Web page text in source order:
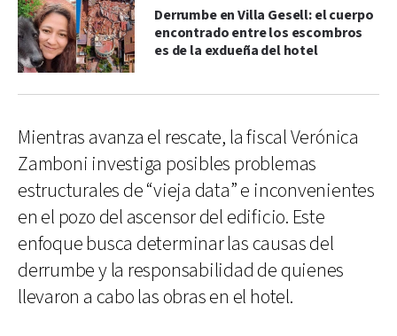
Derrumbe en Villa Gesell: el cuerpo
encontrado entre los escombros
es de la exdueña del hotel
Mientras avanza el rescate, la fiscal Verónica
Zamboni investiga posibles problemas
estructurales de “vieja data” e inconvenientes
en el pozo del ascensor del edificio. Este
enfoque busca determinar las causas del
derrumbe y la responsabilidad de quienes
llevaron a cabo las obras en el hotel.